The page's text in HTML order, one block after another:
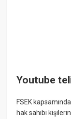
Youtube
FSEK
hak sahibi